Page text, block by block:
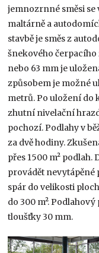
jemnozrnné směsi
maltárně a
stavbě je směs z
šnekového
nebo 63 mm je
způsobem je možné
metrů. Po uložení do
zhutní nivelační
pochozí. Podlahy v
za dvě hodiny.
přes 1500 m²
provádět
spár do velikosti
do 300 m².
tloušťky 30 mm.